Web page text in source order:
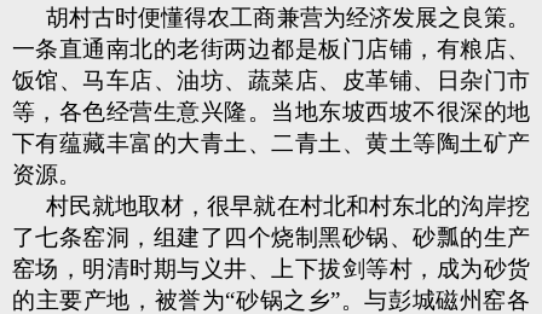
胡村古时便懂得农工商兼营为经济发展之良策。
一条直通南北的老街两边都是板门店铺，有粮店、
饭馆、马车店、油坊、蔬菜店、皮革铺、日杂门市
等，各色经营生意兴隆。当地东坡西坡不很深的地
下有蕴藏丰富的大青土、二青土、黄土等陶土矿产
资源。
村民就地取材，很早就在村北和村东北的沟岸挖
了七条窑洞，组建了四个烧制黑砂锅、砂瓢的生产
窑场，明清时期与义井、上下拔剑等村，成为砂货
的主要产地，被誉为“砂锅之乡”。与彭城磁州窑各